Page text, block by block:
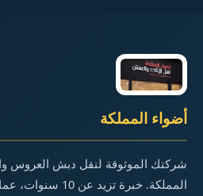
أضواء المملكة
شركتك الموثوقة لنقل دبش العروس
المملكة. خبرة